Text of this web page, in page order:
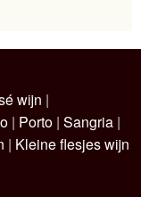
wijn |
| Porto | Sangria |
| Kleine flesjes wijn